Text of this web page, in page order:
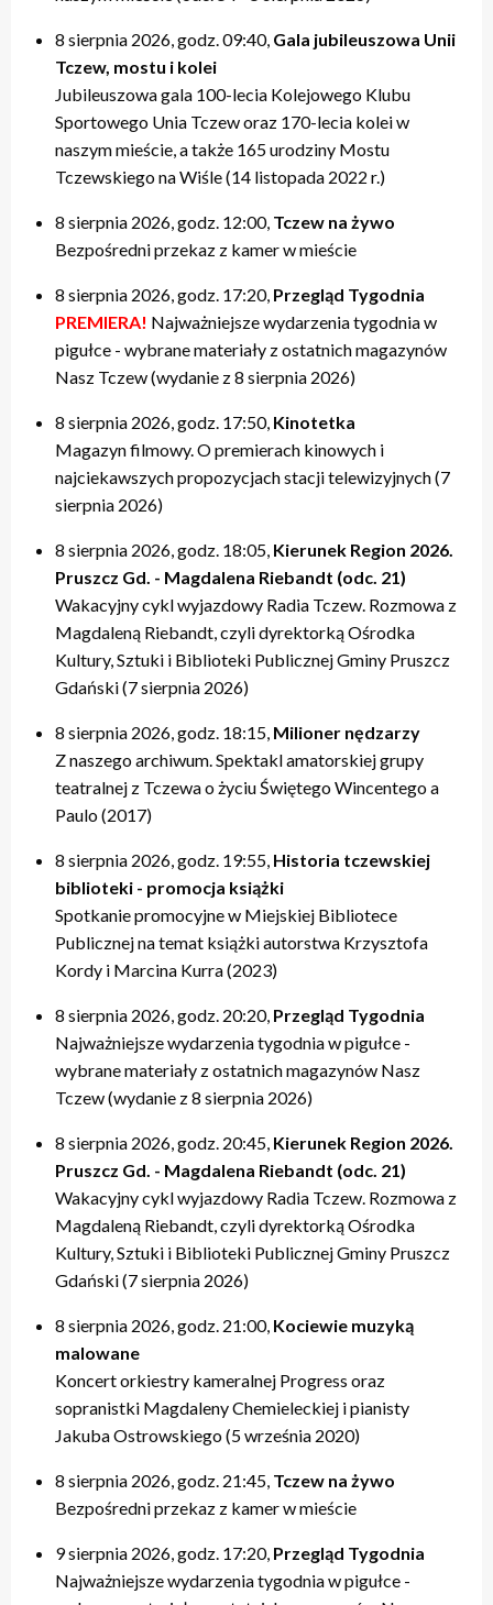
8 sierpnia 2026, godz. 09:40, Gala jubileuszowa Unii
Tczew, mostu i kolei
Jubileuszowa gala 100-lecia Kolejowego Klubu
Sportowego Unia Tczew oraz 170-lecia kolei w
naszym mieście, a także 165 urodziny Mostu
Tczewskiego na Wiśle (14 listopada 2022 r.)
8 sierpnia 2026, godz. 12:00, Tczew na żywo
Bezpośredni przekaz z kamer w mieście
8 sierpnia 2026, godz. 17:20, Przegląd Tygodnia
PREMIERA! Najważniejsze wydarzenia tygodnia w
pigułce - wybrane materiały z ostatnich magazynów
Nasz Tczew (wydanie z 8 sierpnia 2026)
8 sierpnia 2026, godz. 17:50, Kinotetka
Magazyn filmowy. O premierach kinowych i
najciekawszych propozycjach stacji telewizyjnych (7
sierpnia 2026)
8 sierpnia 2026, godz. 18:05, Kierunek Region 2026.
Pruszcz Gd. - Magdalena Riebandt (odc. 21)
Wakacyjny cykl wyjazdowy Radia Tczew. Rozmowa z
Magdaleną Riebandt, czyli dyrektorką Ośrodka
Kultury, Sztuki i Biblioteki Publicznej Gminy Pruszcz
Gdański (7 sierpnia 2026)
8 sierpnia 2026, godz. 18:15, Milioner nędzarzy
Z naszego archiwum. Spektakl amatorskiej grupy
teatralnej z Tczewa o życiu Świętego Wincentego a
Paulo (2017)
8 sierpnia 2026, godz. 19:55, Historia tczewskiej
biblioteki - promocja książki
Spotkanie promocyjne w Miejskiej Bibliotece
Publicznej na temat książki autorstwa Krzysztofa
Kordy i Marcina Kurra (2023)
8 sierpnia 2026, godz. 20:20, Przegląd Tygodnia
Najważniejsze wydarzenia tygodnia w pigułce -
wybrane materiały z ostatnich magazynów Nasz
Tczew (wydanie z 8 sierpnia 2026)
8 sierpnia 2026, godz. 20:45, Kierunek Region 2026.
Pruszcz Gd. - Magdalena Riebandt (odc. 21)
Wakacyjny cykl wyjazdowy Radia Tczew. Rozmowa z
Magdaleną Riebandt, czyli dyrektorką Ośrodka
Kultury, Sztuki i Biblioteki Publicznej Gminy Pruszcz
Gdański (7 sierpnia 2026)
8 sierpnia 2026, godz. 21:00, Kociewie muzyką
malowane
Koncert orkiestry kameralnej Progress oraz
sopranistki Magdaleny Chemieleckiej i pianisty
Jakuba Ostrowskiego (5 września 2020)
8 sierpnia 2026, godz. 21:45, Tczew na żywo
Bezpośredni przekaz z kamer w mieście
9 sierpnia 2026, godz. 17:20, Przegląd Tygodnia
Najważniejsze wydarzenia tygodnia w pigułce -